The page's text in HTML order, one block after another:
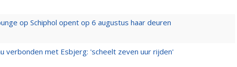
op Schiphol opent op 6 augustus haar deuren
verbonden met Esbjerg: 'scheelt zeven uur rijden'